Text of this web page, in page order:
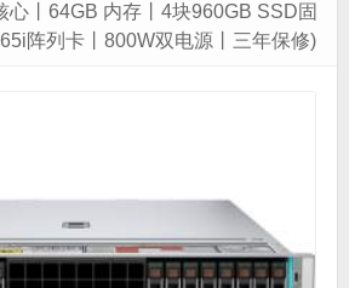
心丨64GB 内存丨4块960GB SSD固
阵列卡丨800W双电源丨三年保修)